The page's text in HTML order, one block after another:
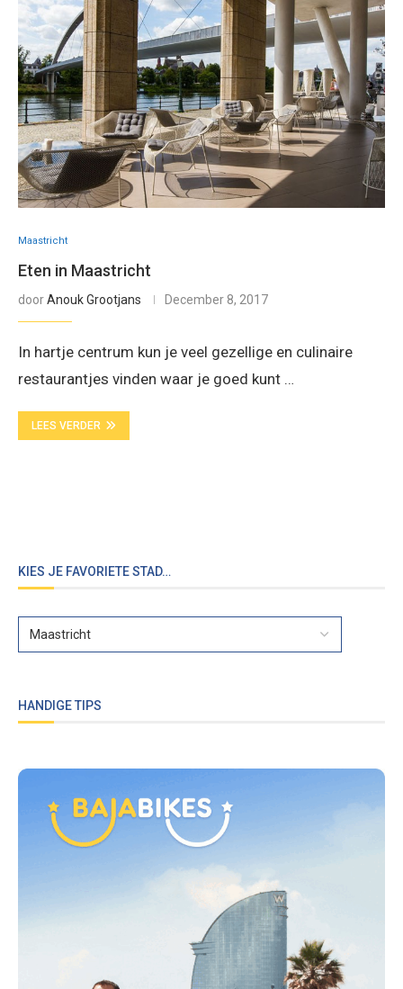
Maastricht
Eten in Maastricht
doorAnouk Grootjans December 8, 2017
In hartje centrum kun je veel gezellige en culinaire
restaurantjes vinden waar je goed kunt …
LEES VERDER
KIES JE FAVORIETE STAD…
HANDIGE TIPS